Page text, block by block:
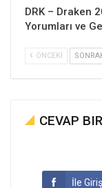
DRK – Draken
Yorumları ve
ÖNCEKI
CEVAP
İle